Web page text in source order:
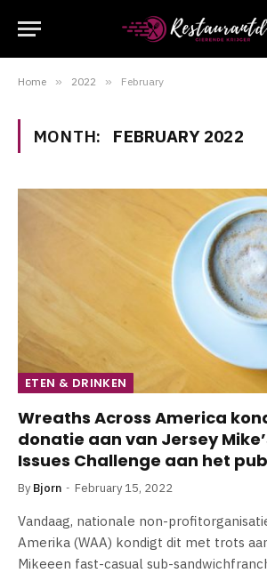
Home » 2022 » February
MONTH: FEBRUARY 2022
ETEN & DRINKEN
Wreaths Across America
donatie aan van Jersey
Issues Challenge aan het
By Bjorn February 15, 2022
Vandaag, nationale non-
Amerika (WAA) kondigt dit met trots
Mikeeen fast-casual sub-